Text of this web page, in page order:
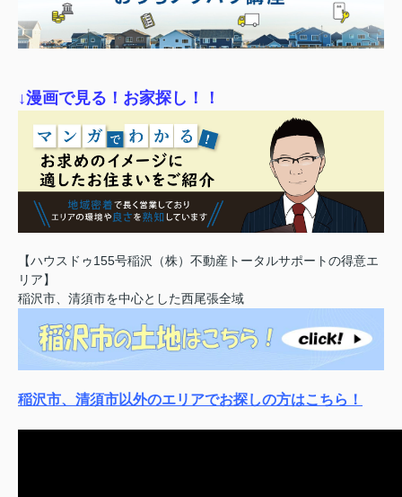
↓漫画で見る！お家探し！！
【ハウスドゥ155号稲沢（株）不動産トータルサポートの得意エ
リア】
稲沢市、清須市を中心とした西尾張全域
稲沢市、清須市以外のエリアでお探しの方はこちら！